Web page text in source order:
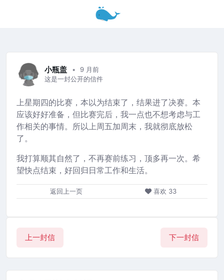
小瓶盖
9 月前
这是一封公开的信件
上星期四的比赛，本以为结束了，结果进了决赛。本
应该好好准备，但比赛完后，我一点也不想考虑与工
作相关的事情。所以上周五加周末，我就彻底放松
了。
我打算顺其自然了，不再赛前练习，顶多再一次。希
望快点结束，好回归日常工作和生活。
返回上一页 喜欢 33
上一封信 下一封信